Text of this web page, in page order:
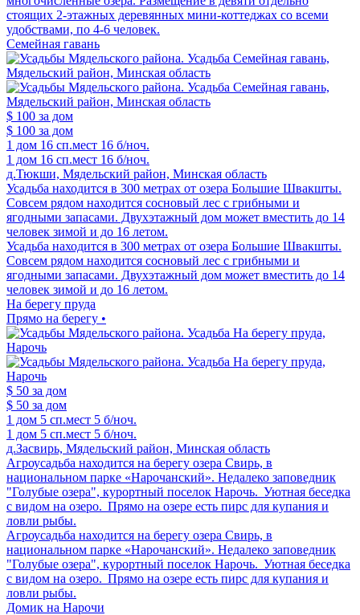
стоящих 2-этажных деревянных мини-коттеджах со всеми
удобствами, по 4-6 человек.
Семейная гавань
$ 100 за дом
$ 100 за дом
1 дом 16 сп.мест 16 б/ноч.
1 дом 16 сп.мест 16 б/ноч.
д.Тюкши, Мядельский район, Минская область
Усадьба находится в 300 метрах от озера Большие Швакшты.
Совсем рядом находится сосновый лес с грибными и
ягодными запасами. Двухэтажный дом может вместить до 14
человек зимой и до 16 летом.
Усадьба находится в 300 метрах от озера Большие Швакшты.
Совсем рядом находится сосновый лес с грибными и
ягодными запасами. Двухэтажный дом может вместить до 14
человек зимой и до 16 летом.
На берегу пруда
Прямо на берегу •
$ 50 за дом
$ 50 за дом
1 дом 5 сп.мест 5 б/ноч.
1 дом 5 сп.мест 5 б/ноч.
д.Засвирь, Мядельский район, Минская область
Агроусадьба находится на берегу озера Свирь, в
национальном парке «Нарочанский». Недалеко заповедник
"Голубые озера", курортный поселок Нарочь. Уютная беседка
с видом на озеро. Прямо на озере есть пирс для купания и
ловли рыбы.
Агроусадьба находится на берегу озера Свирь, в
национальном парке «Нарочанский». Недалеко заповедник
"Голубые озера", курортный поселок Нарочь. Уютная беседка
с видом на озеро. Прямо на озере есть пирс для купания и
ловли рыбы.
Домик на Нарочи